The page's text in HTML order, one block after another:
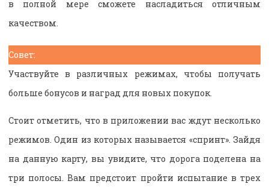
в полной мере сможете насладиться отличным
качеством.
Совет:
Участвуйте в различных режимах, чтобы получать
больше бонусов и наград для новых покупок.
Стоит отметить, что в приложении вас ждут несколько
режимов. Один из которых называется «спринт». Зайдя
на данную карту, вы увидите, что дорога поделена на
три полосы. Вам предстоит пройти испытание в трех